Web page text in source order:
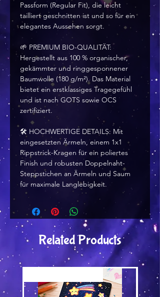
Passform (Regular Fit), die leicht
tailliert geschnitten ist und so für ein
elegantes Aussehen sorgt.
🌱 PREMIUM BIO-QUALITÄT:
Hergestellt aus 100 % organischer,
gekämmter und ringgesponnener
Baumwolle (180 g/m²). Das Material
bietet ein erstklassiges Tragegefühl
und ist nach GOTS sowie OCS
zertifiziert.
🛠️ HOCHWERTIGE DETAILS: Mit
eingesetzten Ärmeln, einem 1x1
Rippstrick-Kragen für ein poliertes
Finish und robusten Doppelnaht-
Steppstichen an Ärmeln und Saum
für maximale Langlebigkeit.
Related Products